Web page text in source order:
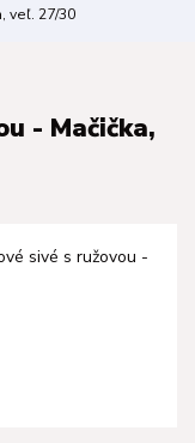
veľ. 27/30
- Mačička,